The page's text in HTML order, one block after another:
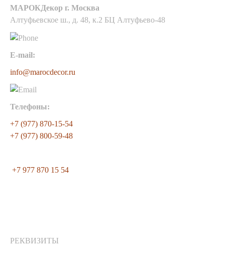
МАРОКДекор г. Москва
Алтуфьевское ш., д. 48, к.2 БЦ Алтуфьево-48
E-mail:
info@marocdecor.ru
Телефоны:
+7 (977) 870-15-54
+7 (977) 800-59-48
+7 977 870 15 54
РЕКВИЗИТЫ